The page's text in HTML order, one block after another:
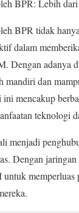
BPR: Lebih dari
BPR tidak hanya
dalam
Dengan adanya
dan
mencakup
teknologi
menjadi
Dengan
memperluas